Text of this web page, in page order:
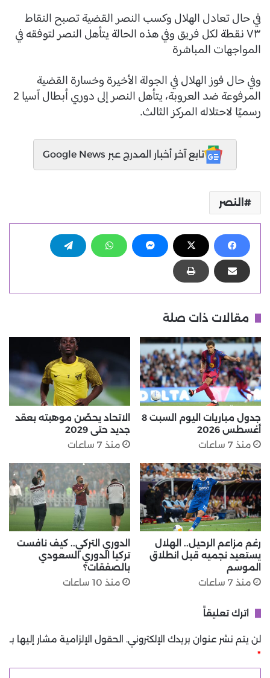
في حال تعادل الهلال وكسب النصر القضية تصبح النقاط
٧٣ نقطة لكل فريق وفي هذه الحالة يتأهل النصر لتوفقه في
المواجهات المباشرة
وفي حال فوز الهلال في الجولة الأخيرة وخسارة القضية
المرفوعة ضد العروبة، يتأهل النصر إلى دوري أبطال آسيا 2
رسميًا لاحتلاله المركز الثالث.
تابع آخر أخبار المدرج عبر Google News
النصر
مقالات ذات صلة
جدول مباريات اليوم السبت 8
أغسطس 2026
منذ 7 ساعات
الاتحاد يحصّن موهبته بعقد
جديد حتى 2029
منذ 7 ساعات
رغم مزاعم الرحيل.. الهلال
يستعيد نجميه قبل انطلاق
الموسم
منذ 7 ساعات
الدوري التركي.. كيف نافست
تركيا الدوري السعودي
بالصفقات؟
منذ 10 ساعات
اترك تعليقاً
لن يتم نشر عنوان بريدك الإلكتروني. الحقول الإلزامية مشار إليها بـ
*